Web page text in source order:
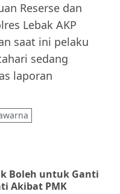
Reserse dan
Lebak AKP
saat ini pelaku
sedang
laporan
Boleh untuk Ganti
Akibat PMK